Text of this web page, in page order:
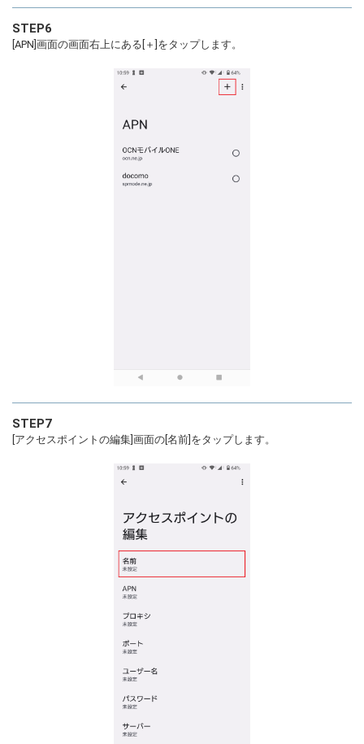
STEP6
[APN]画面の画面右上にある[＋]をタップします。
STEP7
[アクセスポイントの編集]画面の[名前]をタップします。